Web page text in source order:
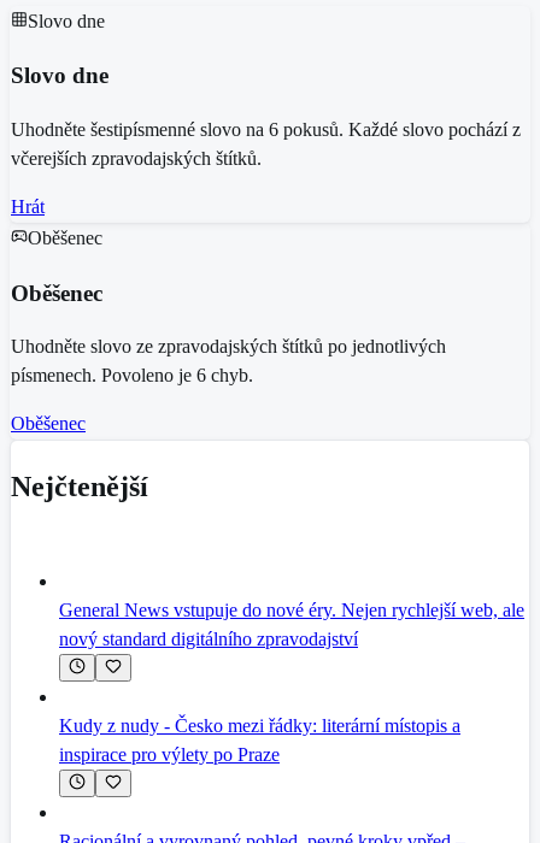
Slovo dne
Slovo dne
Uhodněte šestipísmenné slovo na 6 pokusů. Každé slovo pochází z
včerejších zpravodajských štítků.
Hrát
Oběšenec
Oběšenec
Uhodněte slovo ze zpravodajských štítků po jednotlivých
písmenech. Povoleno je 6 chyb.
Oběšenec
Nejčtenější
General News vstupuje do nové éry. Nejen rychlejší web, ale
nový standard digitálního zpravodajství
Kudy z nudy - Česko mezi řádky: literární místopis a
inspirace pro výlety po Praze